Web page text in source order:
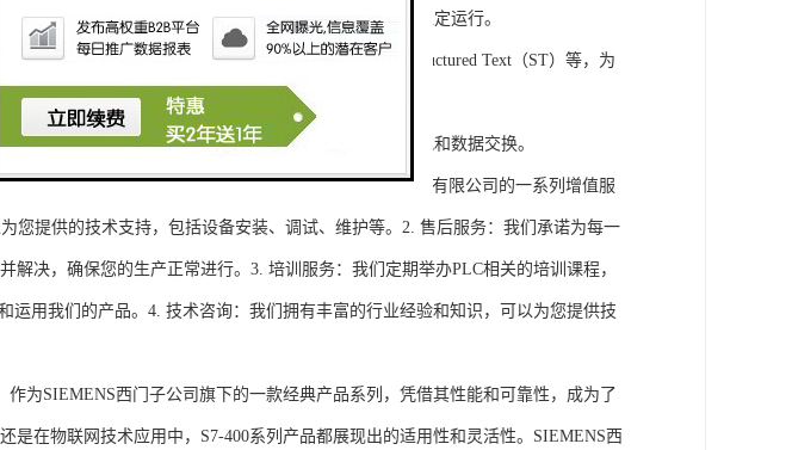
软件技术，具有高度可靠性和稳定性，保证系统的长期稳定运行。
境，支持多种编程语言，如Ladder Diagram（LD）、Structured Text（ST）等，为
接口，可与其他工控设备无缝集成，实现设备之间的通讯和数据交换。
获得了可靠的工控设备，还将获得浔之漫智控技术(上海)有限公司的一系列增值服
您提供的技术支持，包括设备安装、调试、维护等。2. 售后服务：我们承诺为每一
解决，确保您的生产正常进行。3. 培训服务：我们定期举办PLC相关的培训课程，
运用我们的产品。4. 技术咨询：我们拥有丰富的行业经验和知识，可以为您提供技
SIEMENS西门子公司旗下的一款经典产品系列，凭借其性能和可靠性，成为了
是在物联网技术应用中，S7-400系列产品都展现出的适用性和灵活性。SIEMENS西